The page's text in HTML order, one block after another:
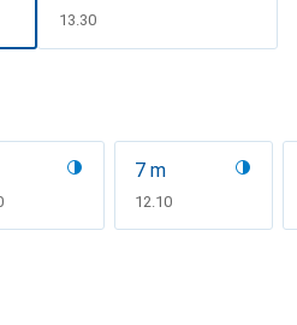
CHF
13.30
7 m
CHF
12.10